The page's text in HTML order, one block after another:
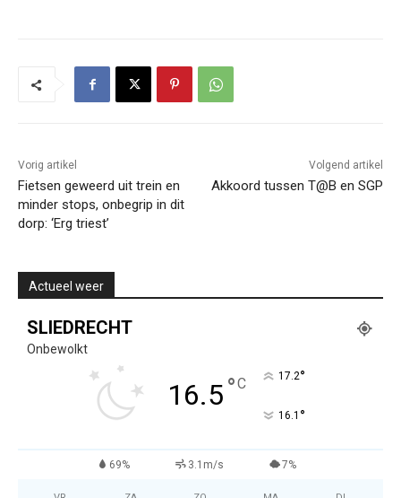
Vorig artikel
Fietsen geweerd uit trein en
minder stops, onbegrip in dit
dorp: ‘Erg triest’
Volgend artikel
Akkoord tussen T@B en SGP
Actueel weer
SLIEDRECHT
Onbewolkt
16.5°C 17.2°
16.1 °
69% 3.1m/s 7%